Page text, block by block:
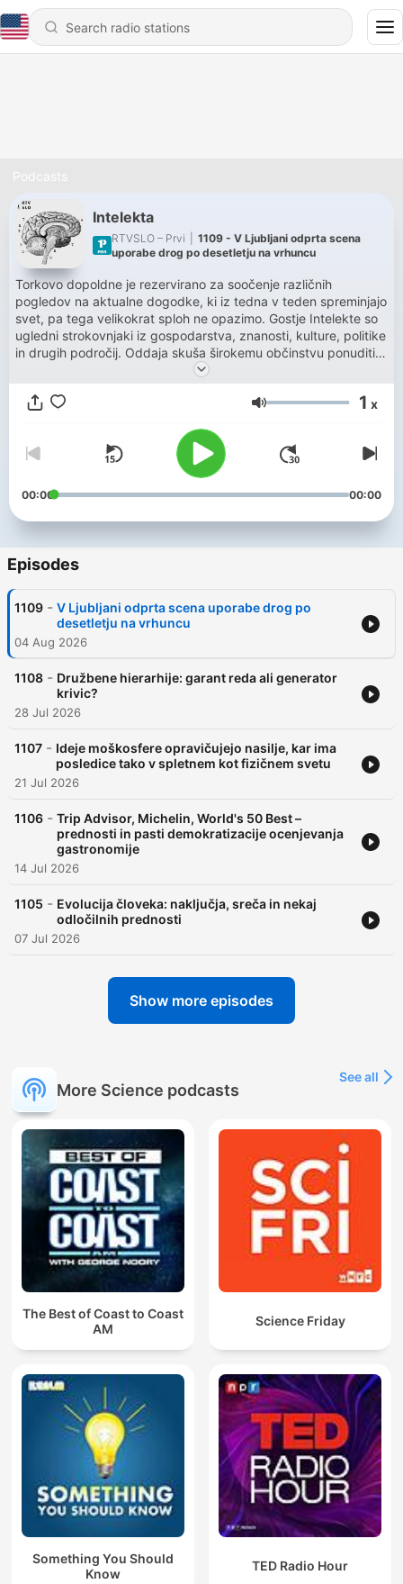
Podcasts
Intelekta
RTVSLO – Prvi
1109 - V Ljubljani odprta scena
uporabe drog po desetletju na vrhuncu
Torkovo dopoldne je rezervirano za soočenje različnih
pogledov na aktualne dogodke, ki iz tedna v teden spreminjajo
svet, pa tega velikokrat sploh ne opazimo. Gostje Intelekte so
ugledni strokovnjaki iz gospodarstva, znanosti, kulture, politike
in drugih področij. Oddaja skuša širokemu občinstvu ponuditi
kritično mnenje o ključnih dejavnikih globalnega in lokalnega
okolja.
Volume 1 x
00:00 00:00
Episodes
1109 - V Ljubljani odprta scena uporabe drog po
desetletju na vrhuncu
04 Aug 2026
1108 - Družbene hierarhije: garant reda ali generator
krivic?
28 Jul 2026
1107 - Ideje moškosfere opravičujejo nasilje, kar ima
posledice tako v spletnem kot fizičnem svetu
21 Jul 2026
1106 - Trip Advisor, Michelin, World's 50 Best –
prednosti in pasti demokratizacije ocenjevanja
gastronomije
14 Jul 2026
1105 - Evolucija človeka: naključja, sreča in nekaj
odločilnih prednosti
07 Jul 2026
Show more episodes
More Science podcasts
See all
The Best of Coast to Coast
AM
Science Friday
Something You Should
Know
TED Radio Hour